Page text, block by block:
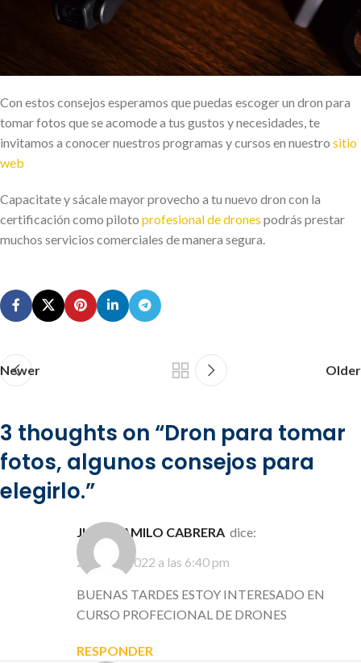
Con estos consejos esperamos que puedas escoger un dron para
tomar fotos que se acomode a tus gustos y necesidades, te
invitamos a conocer nuestros programas y cursos en nuestro sitio
web
Capacitate y sácale mayor provecho a tu nuevo dron con la
certificación como piloto profesional de drones podrás prestar
muchos servicios comerciales de manera segura.
Newer Older
3 thoughts on “Dron para tomar
fotos, algunos consejos para
elegirlo.”
JUAN CAMILO CABRERA dice:
2 marzo, 2022 a las 6:40 pm
BUENAS TARDES ESTOY INTERESADO EN
CURSO PROFECIONAL DE DRONES
RESPONDER